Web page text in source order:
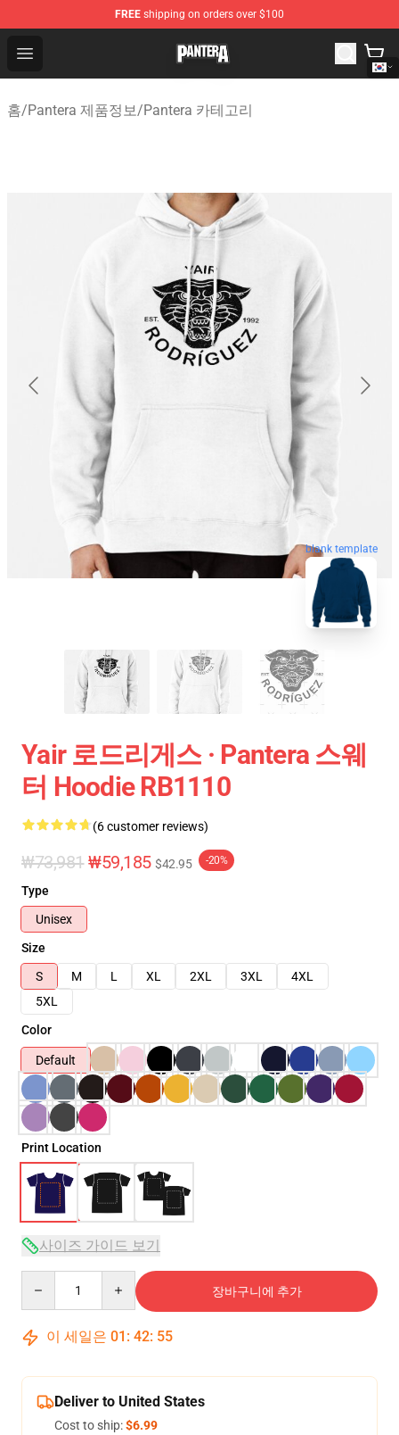
FREE shipping on orders over $100
Open menu
Pantera Store - Official Pantera Merchandise Shop
홈/Pantera 제품정보/Pantera 카테고리
blank template
Yair 로드리게스 · Pantera 스웨
터 Hoodie RB1110
(6 customer reviews)
₩73,981 ₩59,185 $42.95 -20%
Type
Unisex
Size
S
M L XL 2XL 3XL
4XL
5XL
Color
Default
Print Location
사이즈 가이드 보기
장바구니에 추가
이 세일은 01 : 42: 54
Deliver to United States
Cost to ship:$6.99